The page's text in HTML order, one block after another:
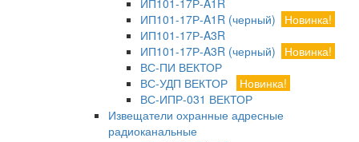
ИП101-17Р-A1R
ИП101-17Р-A1R (черный)
Новинка!
ИП101-17Р-A3R
ИП101-17Р-A3R (черный)
Новинка!
ВС-ПИ ВЕКТОР
ВС-УДП ВЕКТОР
Новинка!
ВС-ИПР-031 ВЕКТОР
Извещатели охранные адресные
радиоканальные